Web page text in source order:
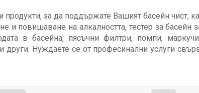
за да поддържате Вашият басейн чист,
и повишаване на алкалността, тестер за басейн
в басейна, пясъчни филтри, помпи,
други. Нуждаете се от професинални услуги